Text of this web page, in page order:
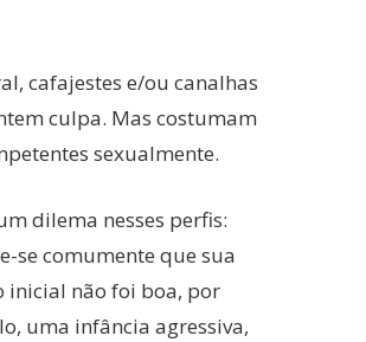
cafajestes e/ou canalhas
culpa. Mas costumam
sexualmente.
dilema nesses perfis:
se comumente que sua
inicial não foi boa, por
uma infância agressiva,